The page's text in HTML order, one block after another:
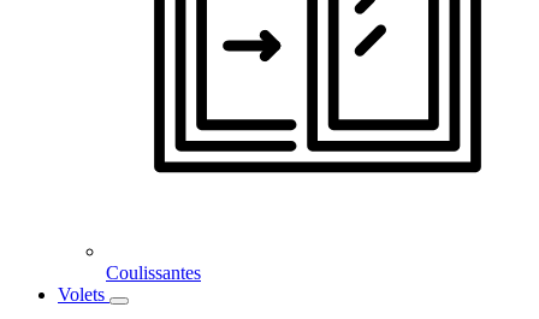
Coulissantes
Volets